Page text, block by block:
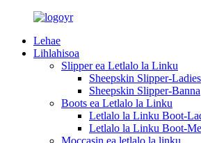
Lehae
Lihlahisoa
Slipper ea Letlalo la Linku
Sheepskin Slipper-Ladies
Sheepskin Slipper-Banna
Boots ea Letlalo la Linku
Letlalo la Linku Boot-
Letlalo la Linku Boot-
Moccasin ea letlalo la linku